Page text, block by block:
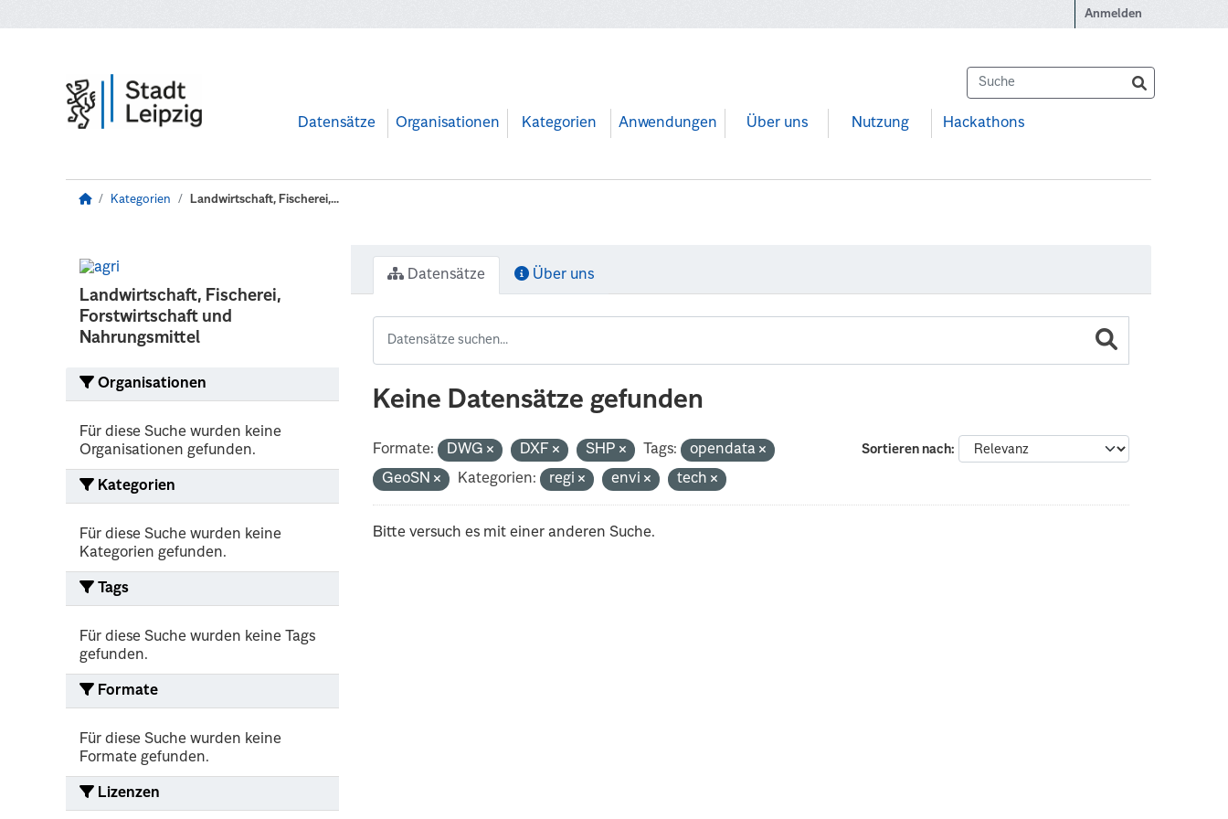
Anmelden
Datensätze Organisationen Kategorien Anwendungen Über uns Nutzung Hackathons
Kategorien Landwirtschaft, Fischerei,...
Landwirtschaft, Fischerei,
Forstwirtschaft und
Nahrungsmittel
Organisationen
Für diese Suche wurden keine
Organisationen gefunden.
Kategorien
Für diese Suche wurden keine
Kategorien gefunden.
Tags
Für diese Suche wurden keine Tags
gefunden.
Formate
Für diese Suche wurden keine
Formate gefunden.
Lizenzen
Datensätze Über uns
Keine Datensätze gefunden
Sortieren nach
Formate: DWG DXF SHP Tags:
opendata
GeoSN
Kategorien: regi envi tech
Bitte versuch es mit einer anderen Suche.